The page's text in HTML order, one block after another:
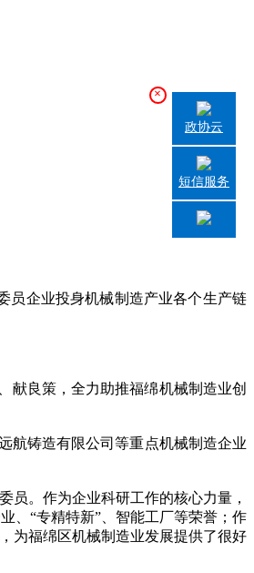
企业投身机械制造产业各个生产链
良策，全力助推福绵机械制造业创
航铸造有限公司等重点机械制造企业
。作为企业科研工作的核心力量，
、“专精特新”、智能工厂等荣誉；作
为福绵区机械制造业发展提供了很好
×
政协云
短信服务